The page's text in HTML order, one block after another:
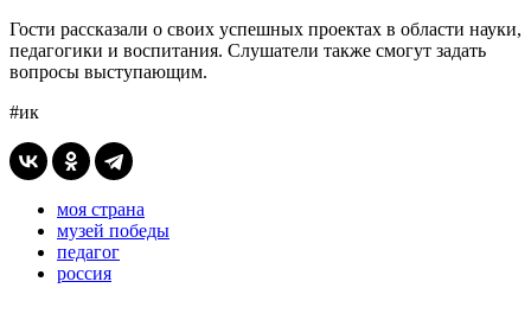
Гости рассказали о своих успешных проектах в области науки,
педагогики и воспитания. Слушатели также смогут задать
вопросы выступающим.
#ик
моя страна
музей победы
педагог
россия